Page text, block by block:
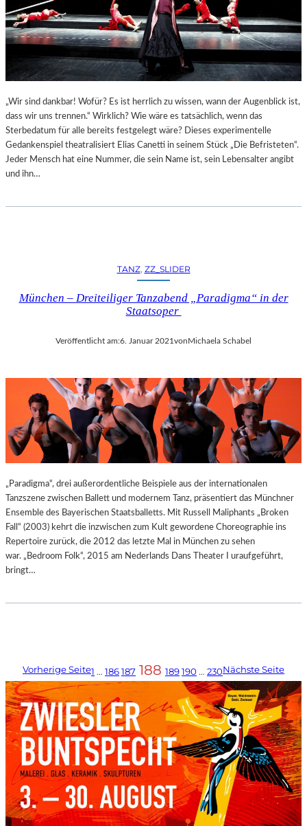
„Wir sind dankbar! Wofür? Es ist herrlich zu wissen, wann der Augenblick ist,
dass wir uns trennen.“ Wirklich? Wie wäre es tatsächlich, wenn das
Sterbedatum für alle bereits festgelegt wäre? Dieses experimentelle
Gedankenspiel theatralisiert Elias Canetti in seinem Stück „Die Befristeten“.
Jeder Mensch hat eine Nummer, die sein Name ist, sein Lebensalter angibt
und ihn…
TANZ, ZZ_SLIDER
München – Dreiteiliger Tanzabend „Paradigma“ in der
Staatsoper
Veröffentlicht am:6. Januar 2021vonMichaela Schabel
„Paradigma“, drei außerordentliche Beispiele aus der internationalen
Tanzszene zwischen Ballett und modernem Tanz, präsentiert das Münchner
Ensemble des Bayerischen Staatsballetts. Mit Russell Maliphants „Broken
Fall“ (2003) kehrt die inzwischen zum Kult gewordene Choreographie ins
Repertoire zurück, die 2012 das letzte Mal in München zu sehen
war. „Bedroom Folk“, 2015 am Nederlands Dans Theater I uraufgeführt,
bringt…
Vorherige Seite1 … 186187 188 189190 … 230Nächste Seite